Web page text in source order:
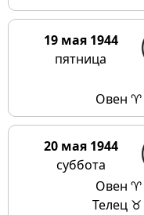
19 мая 1944
пятница
Овен ♈
20 мая 1944
суббота
Овен ♈
Телец ♉